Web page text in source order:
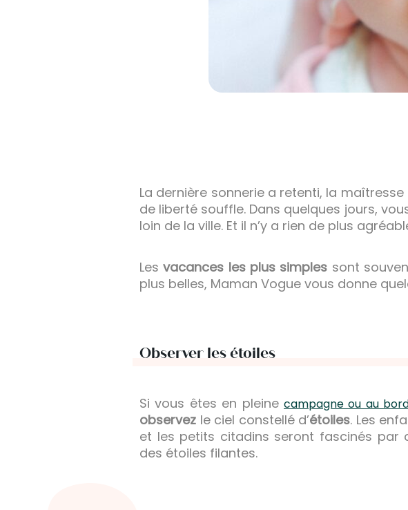
La dernière sonnerie a retenti, la
de liberté souffle. Dans quelques jours,
loin de la ville. Et il n’y a rien de plus
Lesvacances les plus simples sont
plus belles, Maman Vogue vous donne
Observer les étoiles
Si vous êtes en pleine campagne ou au
observez le ciel constellé d’étoiles. Les
et les petits citadins seront fascinés par
des étoiles filantes.